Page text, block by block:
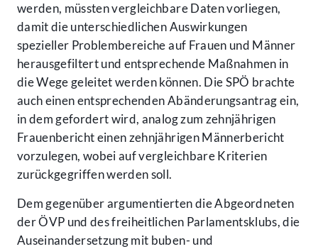
werden, müssten vergleichbare Daten vorliegen,
damit die unterschiedlichen Auswirkungen
spezieller Problembereiche auf Frauen und Männer
herausgefiltert und entsprechende Maßnahmen in
die Wege geleitet werden können. Die SPÖ brachte
auch einen entsprechenden Abänderungsantrag ein,
in dem gefordert wird, analog zum zehnjährigen
Frauenbericht einen zehnjährigen Männerbericht
vorzulegen, wobei auf vergleichbare Kriterien
zurückgegriffen werden soll.
Dem gegenüber argumentierten die Abgeordneten
der ÖVP und des freiheitlichen Parlamentsklubs, die
Auseinandersetzung mit buben- und